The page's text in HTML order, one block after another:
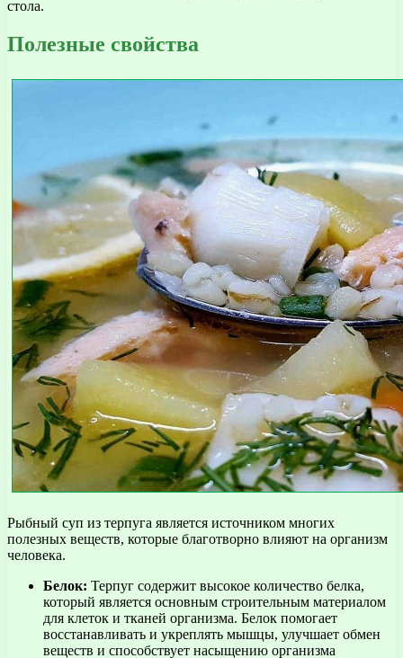
стола.
Полезные свойства
Рыбный суп из терпуга является источником многих
полезных веществ, которые благотворно влияют на организм
человека.
Белок: Терпуг содержит высокое количество белка,
который является основным строительным материалом
для клеток и тканей организма. Белок помогает
восстанавливать и укреплять мышцы, улучшает обмен
веществ и способствует насыщению организма